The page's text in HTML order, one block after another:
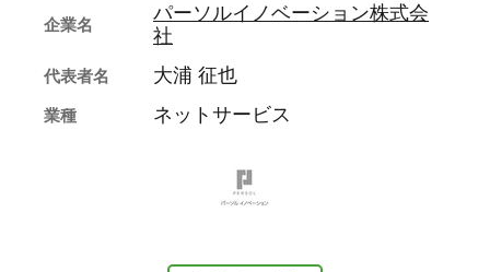
企業名
パーソルイノベーション株式会
社
代表者名 大浦 征也
業種 ネットサービス